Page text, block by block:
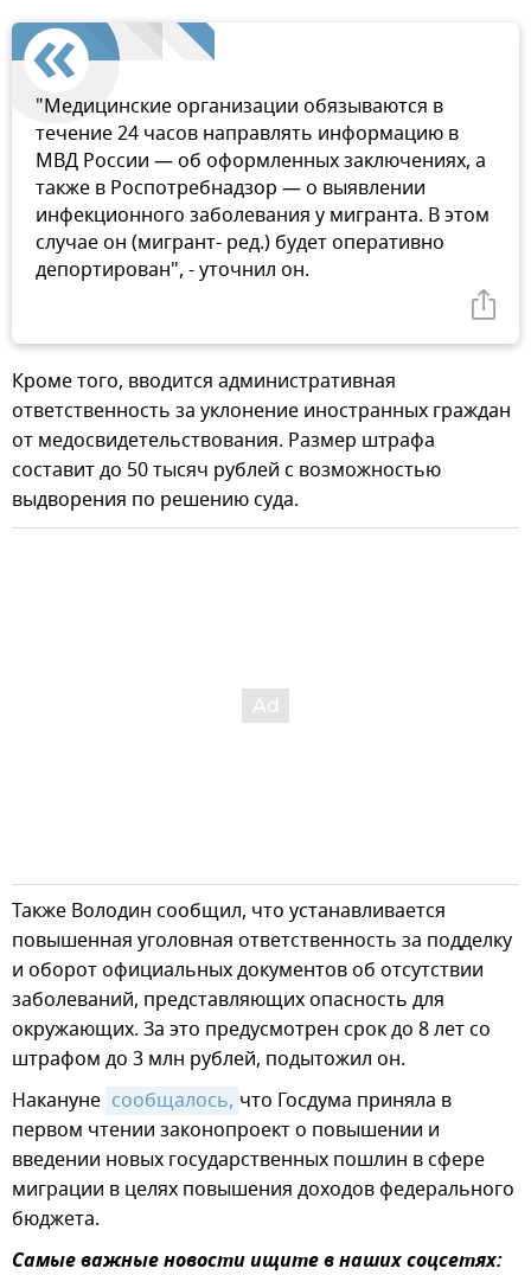
"Медицинские организации обязываются в
течение 24 часов направлять информацию в
МВД России — об оформленных заключениях, а
также в Роспотребнадзор — о выявлении
инфекционного заболевания у мигранта. В этом
случае он (мигрант- ред.) будет оперативно
депортирован", - уточнил он.
Кроме того, вводится административная
ответственность за уклонение иностранных граждан
от медосвидетельствования. Размер штрафа
составит до 50 тысяч рублей с возможностью
выдворения по решению суда.
Также Володин сообщил, что устанавливается
повышенная уголовная ответственность за подделку
и оборот официальных документов об отсутствии
заболеваний, представляющих опасность для
окружающих. За это предусмотрен срок до 8 лет со
штрафом до 3 млн рублей, подытожил он.
Накануне сообщалось, что Госдума приняла в
первом чтении законопроект о повышении и
введении новых государственных пошлин в сфере
миграции в целях повышения доходов федерального
бюджета.
Самые важные новости ищите в наших соцсетях: